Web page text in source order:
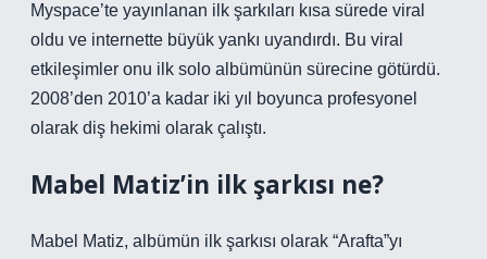
Myspace’te yayınlanan ilk şarkıları kısa sürede viral
oldu ve internette büyük yankı uyandırdı. Bu viral
etkileşimler onu ilk solo albümünün sürecine götürdü.
2008’den 2010’a kadar iki yıl boyunca profesyonel
olarak diş hekimi olarak çalıştı.
Mabel Matiz’in ilk şarkısı ne?
Mabel Matiz, albümün ilk şarkısı olarak “Arafta”yı